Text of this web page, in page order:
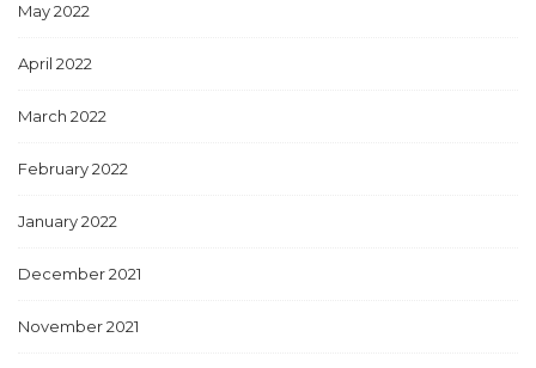
May 2022
April 2022
March 2022
February 2022
January 2022
December 2021
November 2021